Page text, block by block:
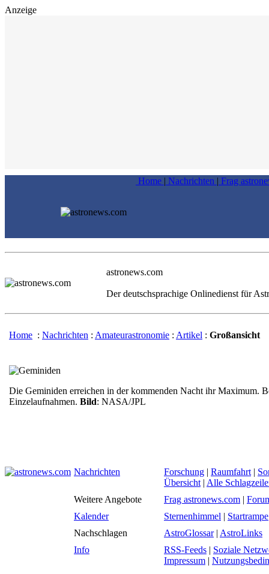
Anzeige
Home | Nachrichten | Frag
astronews.com
Der deutschsprachige Onlinedienst für
Home : Nachrichten : Amateurastronomie : Artikel : Großansicht
Die Geminiden erreichen in der kommenden Nacht ihr Maximum.
Einzelaufnahmen. Bild: NASA/JPL
Nachrichten Forschung | Raumfahrt |
Übersicht | Alle
Weitere Angebote
Frag astronews.com |
Kalender
Sternenhimmel | Startrampe
Nachschlagen
AstroGlossar| AstroLinks
Info
RSS-Feeds | Soziale
Impressum |